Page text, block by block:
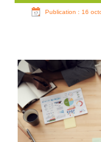
Publication : 16